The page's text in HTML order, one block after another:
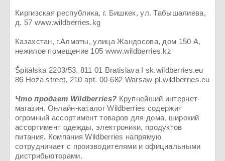
Киргизская республика, г. Бишкек, ул. Табышалиева,
д. 57 www.wildberries.kg
Казахстан, г.Алматы, улица Жандосова, дом 150 А,
нежилое помещение 105 www.wildberries.kz
Špitálska 2203/53, 811 01 Bratislava I sk.wildberries.eu
86 Hoża street, 210 apt. 00-682 Warsaw pl.wildberries.eu
Что продает Wildberries? Крупнейший интернет-
магазин. Онлайн-каталог Wildberries содержит
огромный ассортимент товаров для дома, широкий
ассортимент одежды, электроники, продуктов
питания. Компания Wildberries напрямую
сотрудничает с производителями и официальными
дистрибьюторами.